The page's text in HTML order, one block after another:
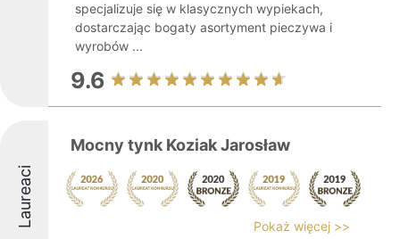
specjalizuje się w klasycznych wypiekach,
dostarczając bogaty asortyment pieczywa i
wyrobów ...
9.6
Laureaci
Mocny tynk Koziak Jarosław
Pokaż więcej >>